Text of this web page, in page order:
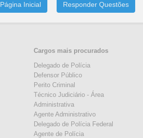
Página Inicial Responder Questões
Cargos mais procurados
Delegado de Polícia
Defensor Público
Perito Criminal
Técnico Judiciário - Área
Administrativa
Agente Administrativo
Delegado de Polícia Federal
Agente de Polícia